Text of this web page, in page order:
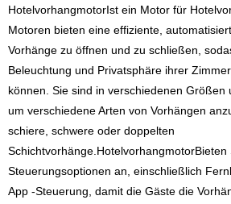
HotelvorhangmotorIst ein Motor für
Motoren bieten eine effiziente,
Vorhänge zu öffnen und zu schließen,
Beleuchtung und Privatsphäre ihrer
können. Sie sind in verschiedenen Größen
um verschiedene Arten von Vorhängen
schiere, schwere oder doppelten
Schichtvorhänge.HotelvorhangmotorBieten
Steuerungsoptionen an, einschließlich
App -Steuerung, damit die Gäste die